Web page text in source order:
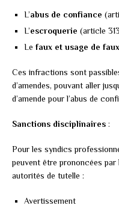
L’abus de confiance
L’escroquerie (article
Le faux et usage de faux
Ces infractions sont
d’amendes, pouvant aller
d’amende pour l’abus de
Sanctions disciplinaires :
Pour les syndics
peuvent être prononcées
autorités de tutelle :
Avertissement